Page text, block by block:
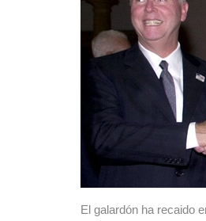
El galardón ha recaido